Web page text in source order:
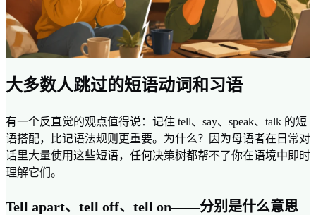
大多数人跳过的短语动词和习语
有一个反直觉的观点值得说：记住 tell、say、speak、talk 的短
语搭配，比记语法规则更重要。为什么？因为母语者在日常对
话里大量使用这些短语，任何决策树都帮不了你在语境中即时
理解它们。
Tell apart、tell off、tell on——分别是什么意思